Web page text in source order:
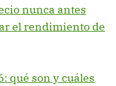
nunca antes
el rendimiento de
qué son y cuáles